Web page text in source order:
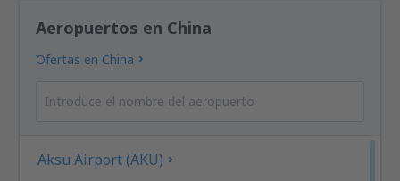
Aeropuertos en China
Ofertas en China
Aksu Airport (AKU)